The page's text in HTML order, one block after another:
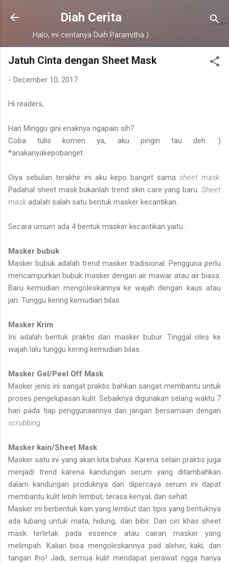
Skip to main content
Diah Cerita
Halo, ini ceritanya Diah Paramitha )
Jatuh Cinta dengan Sheet Mask
- December 10, 2017
Hi readers,
Hari Minggu gini enaknya ngapain sih?
Coba tulis komen ya, aku pingin tau deh :)
*anakanyakepobanget
Oiya sebulan terakhir ini aku kepo banget sama sheet mask.
Padahal sheet mask bukanlah trend skin care yang baru. Sheet
mask adalah salah satu bentuk masker kecantikan.
Secara umum ada 4 bentuk masker kecantikan yaitu :
Masker bubuk
Masker bubuk adalah trend masker tradisional. Pengguna perlu
mencampurkan bubuk masker dengan air mawar atau air biasa.
Baru kemudian mengoleskannya ke wajah dengan kaus atau
jari. Tunggu kering kemudian bilas.
Masker Krim
Ini adalah bentuk praktis dari masker bubur. Tinggal oles ke
wajah lalu tunggu kering kemudian bilas.
Masker Gel/Peel Off Mask
Masker jenis ini sangat praktis bahkan sangat membantu untuk
proses pengelupasan kulit. Sebaiknya digunakan selang waktu 7
hari pada tiap penggunaannya dan jangan bersamaan dengan
scrubbing.
Masker kain/Sheet Mask
Masker satu ini yang akan kita bahas. Karena selain praktis juga
menjadi trend karena kandungan serum yang ditambahkan
dalam kandungan produknya dan dipercaya serum ini dapat
membantu kulit lebih lembut, terasa kenyal, dan sehat.
Masker ini berbentuk kain yang lembut dan tipis yang bentuknya
ada lubang untuk mata, hidung, dan bibir. Dan ciri khas sheet
mask terletak pada essence atau cairan masker yang
melimpah. Kalian bisa mengoleskannya pad aleher, kaki, dan
tangan lho! Jadi, semua kulit mendapat perawat ngga hanya